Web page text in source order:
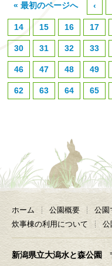
« 最初のページへ ‹
14 15 16 17
30 31 32 33
46 47 48 49
62 63 64 65
ホーム 公園概要 公園
炊事棟の利用について
公
新潟県立大潟水と森公園〒